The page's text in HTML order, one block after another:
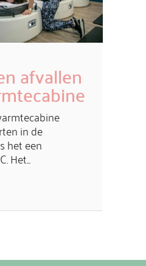
afvallen
in de
het een
Het...